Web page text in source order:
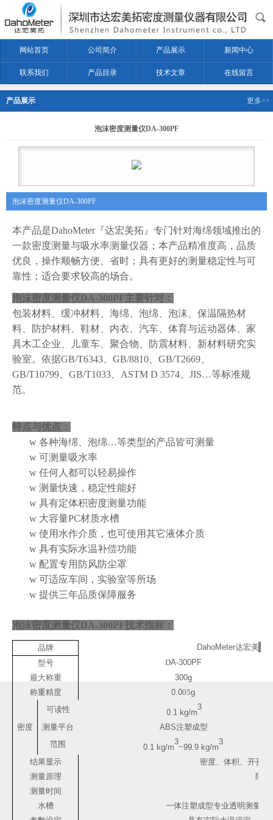
网站首页 公司简介 产品展示 新闻中心
联系我们 产品目录 技术文章 在线留言
产品展示 更多>>
泡沫密度测量仪DA-300PF
泡沫密度测量仪DA-300PF
本产品是DahoMeter『达宏美拓』专门针对海绵领域推出的
一款密度测量与吸水率测量仪器；本产品精准度高，品质
优良， 操作顺畅方便、省时；具有更好的测量稳定性与可
靠性 ； 适合要求较高的场合。
泡沫密度测量仪DA-300PF主要针对：
包装材料、缓冲材料、海绵、泡绵、泡沫、保温隔热材
料、防护材料、鞋材、内衣、汽车、体育与运动器体、家
具木工企业、儿童车、聚合物、防震材料、新材料研究实
验室。依据GB/T6343 GB/8810 GB/T2669
GB/T10799
GB/T1033 ASTM D 3574 JIS…等标准规
范。
特点与优点：
w 各种海绵 、泡绵…等类型的产品皆可测量
w 可测量吸水率
w 任何人都可以轻易操作
w 测量快速，稳定性能好
w 具有定体积密度测量功能
w 大容量PC材质水槽
w 使用水作介质，也可使用其它液体介质
w 具有实际水温补偿功能
w 配置专用防风防尘罩
w 可适应车间，实验室等所场
w 提供三年品质保障服务
泡沫密度测量仪DA-300PF技术指标：
品牌 DahoMeter达宏美拓
型号
DA-300PF
最大称重
300g
称重精度
0.005g
密度
可读性 0.1 kg/m
3
测量平台 ABS注塑成型
范围
0.1 kg/m
3
~99.9kg/m
3
结果显示
密度、体积、开孔
测量原理
阿
测量时间
水槽
一体注塑成型专业透明测量水